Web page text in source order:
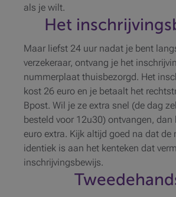
als je wilt.
Het
Maar liefst 24 uur nadat je bent
verzekeraar, ontvang je het
nummerplaat thuisbezorgd. Het
kost 26 euro en je betaalt het
Bpost. Wil je ze extra snel (de dag
besteld voor 12u30) ontvangen, dan
euro extra. Kijk altijd goed na dat de
identiek is aan het kenteken dat
inschrijvingsbewijs.